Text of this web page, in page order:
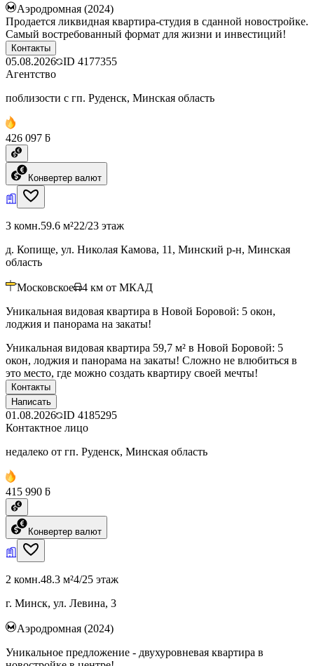
Аэродромная (2024)
Продается ликвидная квартира-студия в сданной новостройке.
Самый востребованный формат для жизни и инвестиций!
Контакты
05.08.2026 ID 4177355
Агентство
поблизости с гп. Руденск, Минская область
426 097 ƃ
Конвертер валют
3 комн.59.6 м²22/23 этаж
д. Копище, ул. Николая Камова, 11, Минский р-н, Минская
область
Московское 4 км от МКАД
Уникальная видовая квартира в Новой Боровой: 5 окон,
лоджия и панорама на закаты!
Уникальная видовая квартира 59,7 м² в Новой Боровой: 5
окон, лоджия и панорама на закаты! Сложно не влюбиться в
это место, где можно создать квартиру своей мечты!
Контакты
Написать
01.08.2026 ID 4185295
Контактное лицо
недалеко от гп. Руденск, Минская область
415 990 ƃ
Конвертер валют
2 комн.48.3 м²4/25 этаж
г. Минск, ул. Левина, 3
Аэродромная (2024)
Уникальное предложение - двухуровневая квартира в